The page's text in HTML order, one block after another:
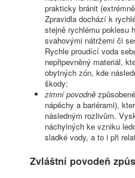
prakticky bránit
Zpravidla dochází k
stejně rychlému poklesu
svahovými nátržemi či
Rychle proudící voda
nepřipevněný materiál,
obytných zón, kde
škody;
zimní povodně
nápěchy a bariérami),
následným rozlivům.
náchylných ke vzniku
sladké vody, a to i při
Zvláštní povodeň